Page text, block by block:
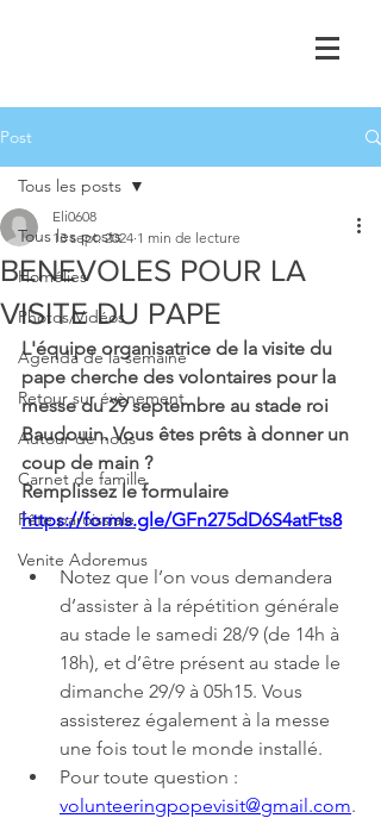
Post
Tous les posts
Homélies
Photos/Vidéos
Agenda de la semaine
Retour sur évènement
Autour de nous
Carnet de famille
Fête paroissiale
Venite Adoremus
Tous les posts
BENEVOLES POUR LA
VISITE DU PAPE
Eli0608
13 sept. 2024 1 min de lecture
L'équipe organisatrice de la visite du
pape cherche des volontaires pour la
messe du 29 septembre au stade roi
Baudouin. Vous êtes prêts à donner un
coup de main ?
Remplissez le formulaire
https://forms.gle/GFn275dD6S4atFts8
Notez que l’on vous demandera
d’assister à la répétition générale
au stade le samedi 28/9 (de 14h à
18h), et d’être présent au stade le
dimanche 29/9 à 05h15. Vous
assisterez également à la messe
une fois tout le monde installé.
Pour toute question :
volunteeringpopevisit@gmail.com.